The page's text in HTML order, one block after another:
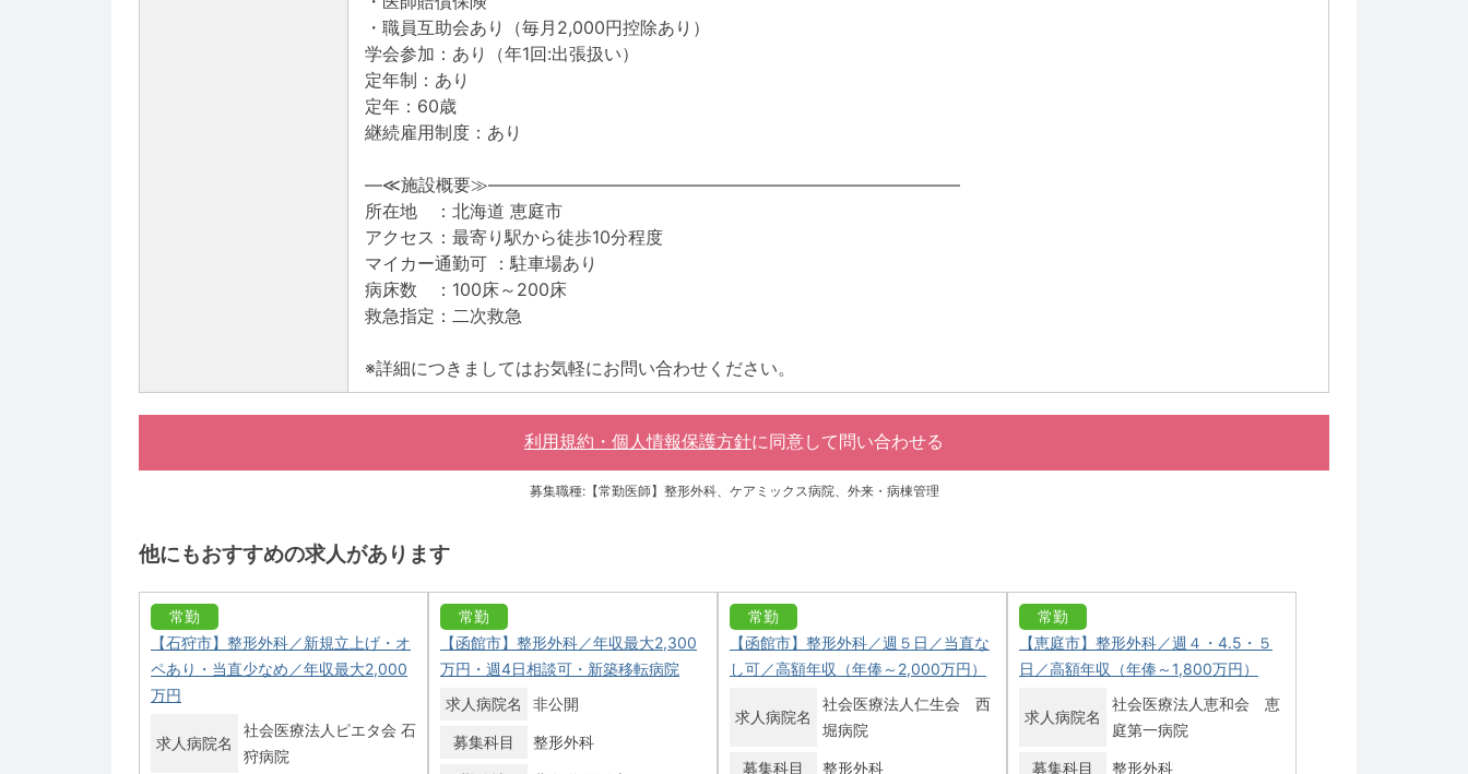
・職員互助会あり（毎月2,000円控除あり）
学会参加：あり（年1回:出張扱い）
定年制：あり
定年：60歳
継続雇用制度：あり
―≪施設概要≫―――――――――――――――――――――――――――
所在地 ：北海道 恵庭市
アクセス：最寄り駅から徒歩10分程度
マイカー通勤可 ：駐車場あり
病床数 ：100床～200床
救急指定：二次救急
※詳細につきましてはお気軽にお問い合わせください。
利用規約・個人情報保護方針に同意して 問い合わせる
募集職種:【常勤医師】整形外科、ケアミックス病院、外来・病棟管理
他にもおすすめの求人があります
常勤
【石狩市】整形外科／新規立上げ・オ
ペあり・当直少なめ／年収最大2,000
万円
求人病院名
社会医療法人ピエタ会 石
狩病院
常勤
【函館市】整形外科／年収最大2,300
万円・週4日相談可・新築移転病院
求人病院名
非公開
募集科目 整形外科
常勤
【函館市】整形外科／週５日／当直な
し可／高額年収（年俸～2,000万円）
求人病院名
社会医療法人仁生会 西
堀病院
募集科目 整形外科
常勤
【恵庭市】整形外科／週４・4.5・５
日／高額年収（年俸～1,800万円）
求人病院名
社会医療法人恵和会 恵
庭第一病院
募集科目 整形外科